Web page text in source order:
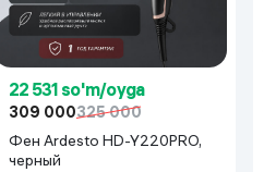
Virtual haqiqat ko'zoynaklari
Aqlli ko‘zoynaklar
22 531 so'm/oyga
309 000325 000
Фен Ardesto HD-Y220PRO,
черный